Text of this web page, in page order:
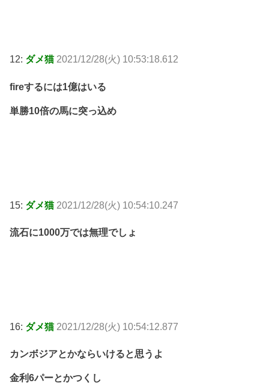
12: ダメ猫 2021/12/28(火) 10:53:18.612
fireするには1億はいる
単勝10倍の馬に突っ込め
15: ダメ猫 2021/12/28(火) 10:54:10.247
流石に1000万では無理でしょ
16: ダメ猫 2021/12/28(火) 10:54:12.877
カンボジアとかならいけると思うよ
金利6パーとかつくし